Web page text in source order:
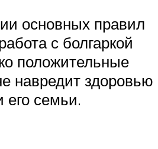
основных правил
с болгаркой
положительные
навредит здоровью
его семьи.